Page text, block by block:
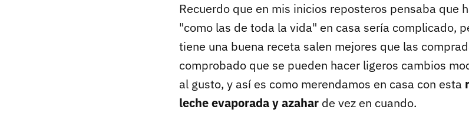
Recuerdo que en mis inicios reposteros pensaba que
"como las de toda la vida" en casa sería complicado,
tiene una buena receta salen mejores que las
comprobado que se pueden hacer ligeros cambios
al gusto, y así es como merendamos en casa con esta
leche evaporada y azahar de vez en cuando.